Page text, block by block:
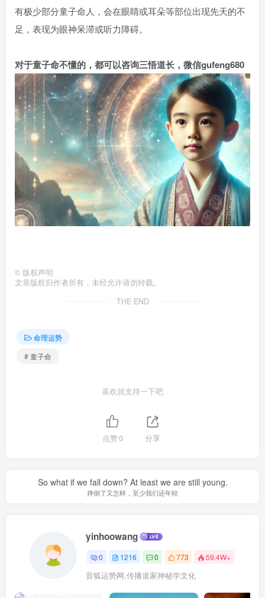
有极少部分童子命人，会在眼睛或耳朵等部位出现先天的不
足，表现为眼神呆滞或听力障碍。
对于童子命不懂的，都可以咨询三悟道长，微信gufeng680
© 版权声明
文章版权归作者所有，未经允许请勿转载。
THE END
命理运势
# 童子命
喜欢就支持一下吧
点赞0 分享
So what if we fall down? At least we are still young.
摔倒了又怎样，至少我们还年轻
yinhoowang
0 1216 0 773 59.4W+
音狐运势网,传播道家神秘学文化